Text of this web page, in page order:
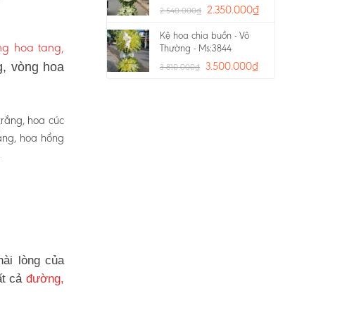
hoa tang,
vòng hoa
hoa cúc
hoa hồng
lòng của
cả đường,
2.540.000₫ 2.350.000₫
Kệ hoa chia buồn - Vô
Thường - Ms:3844
3.810.000₫ 3.500.000₫